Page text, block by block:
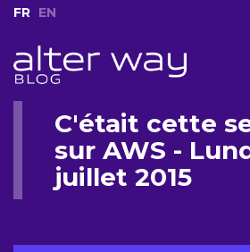
FR EN
C'était cette
sur AWS -
juillet 2015